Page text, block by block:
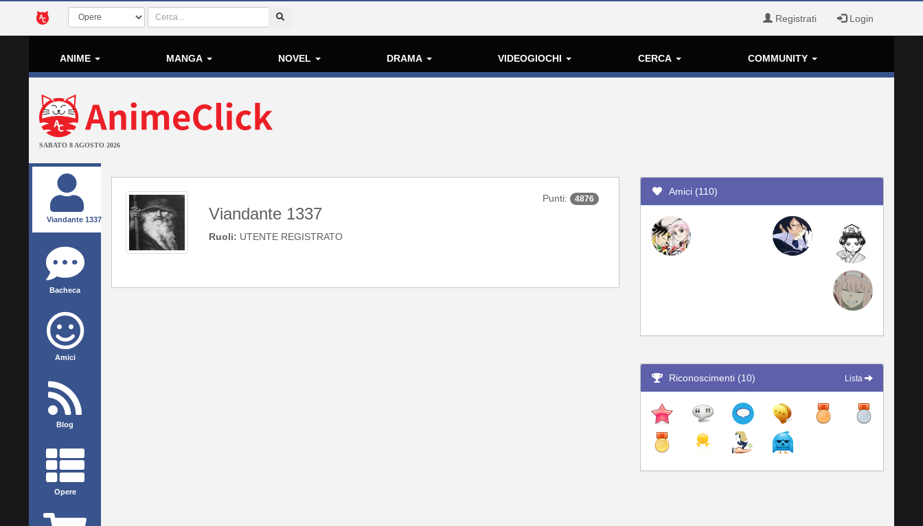
Registrati Login
ANIME MANGA NOVEL DRAMA VIDEOGIOCHI CERCA COMMUNITY
SABATO 8 AGOSTO 2026
Viandante 1337
Bacheca
Amici
Blog
Opere
Viandante 1337
Ruoli: UTENTE REGISTRATO
Punti: 4876
Amici (110)
Riconoscimenti (10) Lista